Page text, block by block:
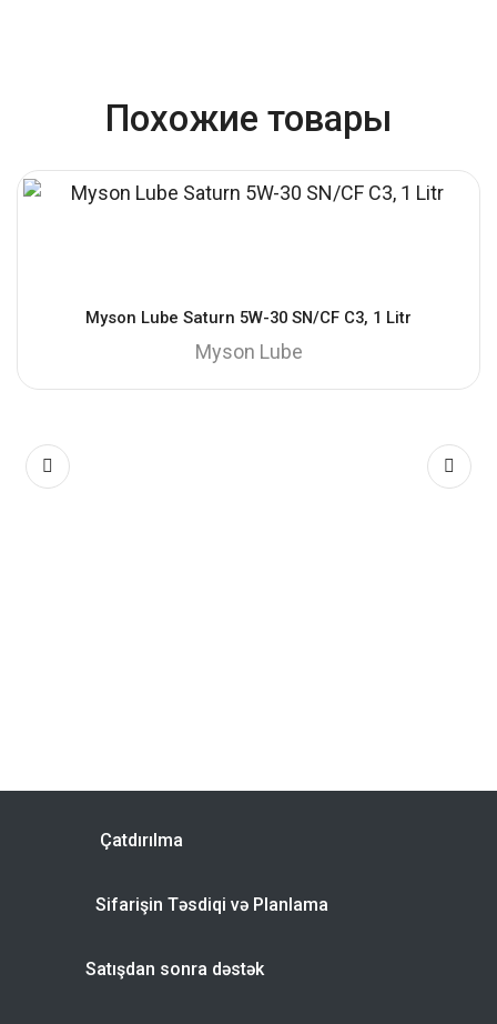
Похожие товары
Myson Lube Saturn 5W-30 SN/CF C3, 1 Litr
Myson Lube
Çatdırılma
Sifarişin Təsdiqi və Planlama
Satışdan sonra dəstək